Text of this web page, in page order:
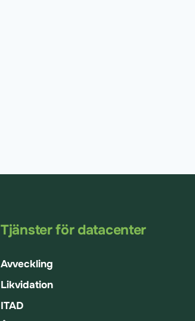
Tjänster för datacenter
Avveckling
Likvidation
ITAD